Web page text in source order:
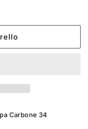
Carbone 34